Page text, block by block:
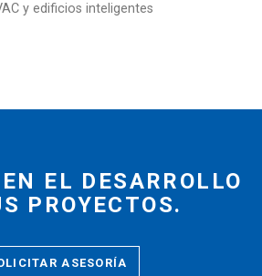
y edificios inteligentes
EL DESARROLLO
PROYECTOS.
ASESORÍA